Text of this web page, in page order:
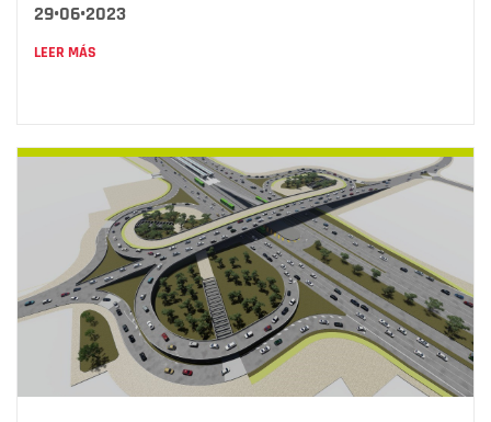
29•06•2023
LEER MÁS